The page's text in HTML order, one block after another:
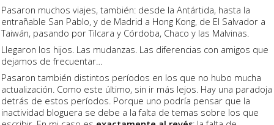
Pasaron muchos viajes, también: desde la Antártida, hasta la
entrañable San Pablo, y de Madrid a Hong Kong, de El Salvador a
Taiwán, pasando por Tilcara y Córdoba, Chaco y las Malvinas.
Llegaron los hijos. Las mudanzas. Las diferencias con amigos que
dejamos de frecuentar…
Pasaron también distintos períodos en los que no hubo mucha
actualización. Como este último, sin ir más lejos. Hay una paradoja
detrás de estos períodos. Porque uno podría pensar que la
inactividad bloguera se debe a la falta de temas sobre los que